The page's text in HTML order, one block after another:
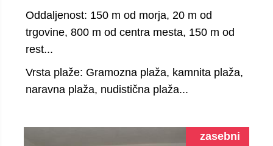
Oddaljenost: 150 m od morja, 20 m od
trgovine, 800 m od centra mesta, 150 m od
rest...
Vrsta plaže: Gramozna plaža, kamnita plaža,
naravna plaža, nudistična plaža...
zasebni